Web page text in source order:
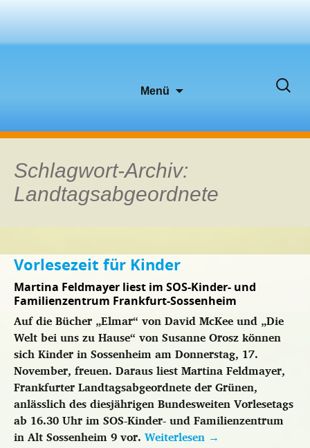
Menü
Suchen
Schlagwort-Archiv:
Landtagsabgeordnete
Vorlesezeit für Kinder
Martina Feldmayer liest im SOS-Kinder- und
Familienzentrum Frankfurt-Sossenheim
Auf die Bücher „Elmar“ von David McKee und „Die
Welt bei uns zu Hause“ von Susanne Orosz können
sich Kinder in Sossenheim am Donnerstag, 17.
November, freuen. Daraus liest Martina Feldmayer,
Frankfurter Landtagsabgeordnete der Grünen,
anlässlich des diesjährigen Bundesweiten Vorlesetags
ab 16.30 Uhr im SOS-Kinder- und Familienzentrum
in Alt Sossenheim 9 vor. Weiterlesen →